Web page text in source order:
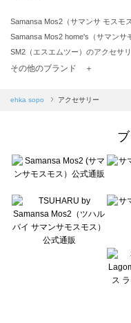
Samansa Mos2（サマンサ モスモ
Samansa Mos2 home's（サマンサ
SM2（エスエムツー）のアクセサ
TSUHARU by Samansa Mos2（ツ
Samansa Mos2 blue（サマンサモ
sō4ū（ソウフォーユー）のアクセ
Te chichi（テチチ）のアクセサリ
Te chichi CLASSIC（テチチ クラ
Lugnoncure（ルノンキュール）の
BETTY'S BLUE（べティーズブル
Wpc.（ワールドパーティー）のア
その他のブランド ＋
ehka sopo アクセサリー